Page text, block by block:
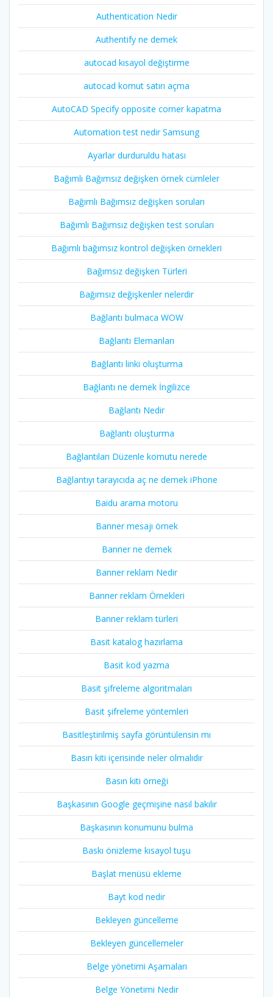
Authentication Nedir
Authentify ne demek
autocad kısayol değiştirme
autocad komut satırı açma
AutoCAD Specify opposite corner kapatma
Automation test nedir Samsung
Ayarlar durduruldu hatası
Bağımlı Bağımsız değişken örnek cümleler
Bağımlı Bağımsız değişken soruları
Bağımlı Bağımsız değişken test soruları
Bağımlı bağımsız kontrol değişken örnekleri
Bağımsız değişken Türleri
Bağımsız değişkenler nelerdir
Bağlantı bulmaca WOW
Bağlantı Elemanları
Bağlantı linki oluşturma
Bağlantı ne demek İngilizce
Bağlantı Nedir
Bağlantı oluşturma
Bağlantıları Düzenle komutu nerede
Bağlantıyı tarayıcıda aç ne demek iPhone
Baidu arama motoru
Banner mesajı örnek
Banner ne demek
Banner reklam Nedir
Banner reklam Örnekleri
Banner reklam türleri
Basit katalog hazırlama
Basit kod yazma
Basit şifreleme algoritmaları
Basit şifreleme yöntemleri
Basitleştirilmiş sayfa görüntülensin mı
Basın kiti içerisinde neler olmalıdır
Basın kiti örneği
Başkasının Google geçmişine nasıl bakılır
Başkasının konumunu bulma
Baskı önizleme kısayol tuşu
Başlat menüsü ekleme
Bayt kod nedir
Bekleyen güncelleme
Bekleyen güncellemeler
Belge yönetimi Aşamaları
Belge Yönetimi Nedir